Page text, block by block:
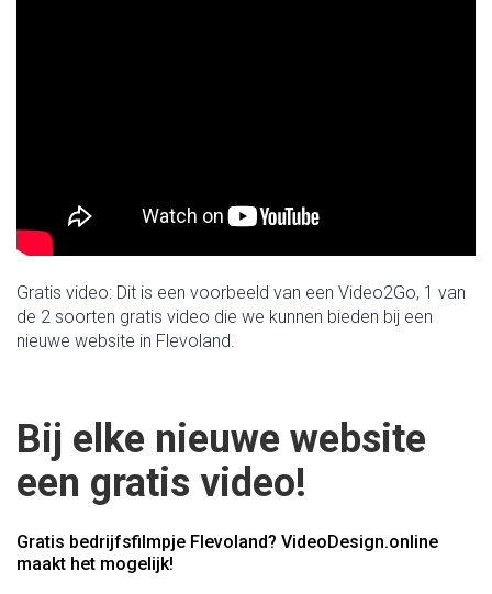
Gratis video: Dit is een voorbeeld van een Video2Go, 1 van
de 2 soorten gratis video die we kunnen bieden bij een
nieuwe website in Flevoland.
Bij elke nieuwe website
een gratis video!
Gratis bedrijfsfilmpje Flevoland? VideoDesign.online
maakt het mogelijk!